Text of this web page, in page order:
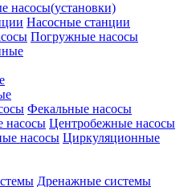
насосы(установки)
Насосные станции
Погружные насосы
Фекальные насосы
Центробежные насосы
Циркуляционные
Дренажные системы